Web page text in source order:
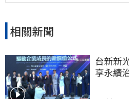
相關新聞
台新新
享永續